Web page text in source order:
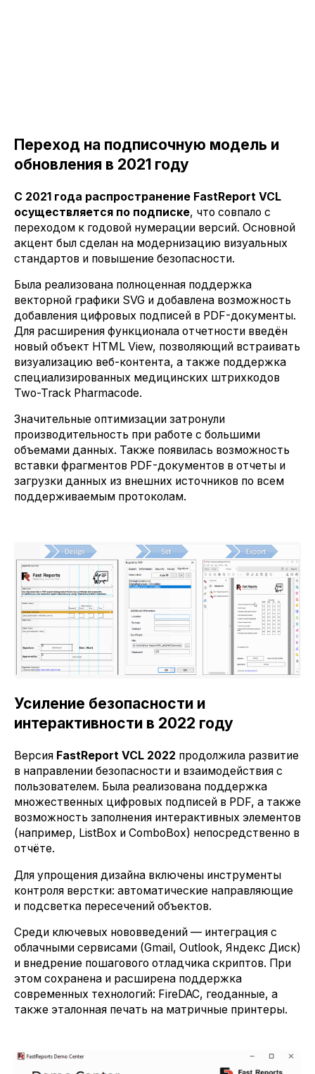
Переход на подписочную модель и
обновления в 2021 году
С 2021 года распространение FastReport VCL
осуществляется по подписке, что совпало с
переходом к годовой нумерации версий. Основной
акцент был сделан на модернизацию визуальных
стандартов и повышение безопасности.
Была реализована полноценная поддержка
векторной графики SVG и добавлена возможность
добавления цифровых подписей в PDF-документы.
Для расширения функционала отчетности введён
новый объект HTML View, позволяющий встраивать
визуализацию веб-контента, а также поддержка
специализированных медицинских штрихкодов
Two-Track Pharmacode.
Значительные оптимизации затронули
производительность при работе с большими
объемами данных. Также появилась возможность
вставки фрагментов PDF-документов в отчеты и
загрузки данных из внешних источников по всем
поддерживаемым протоколам.
Усиление безопасности и
интерактивности в 2022 году
Версия FastReport VCL 2022 продолжила развитие
в направлении безопасности и взаимодействия с
пользователем. Была реализована поддержка
множественных цифровых подписей в PDF, а также
возможность заполнения интерактивных элементов
(например, ListBox и ComboBox) непосредственно в
отчёте.
Для упрощения дизайна включены инструменты
контроля верстки: автоматические направляющие
и подсветка пересечений объектов.
Среди ключевых нововведений — интеграция с
облачными сервисами (Gmail, Outlook, Яндекс Диск)
и внедрение пошагового отладчика скриптов. При
этом сохранена и расширена поддержка
современных технологий: FireDAC, геоданные, а
также эталонная печать на матричные принтеры.